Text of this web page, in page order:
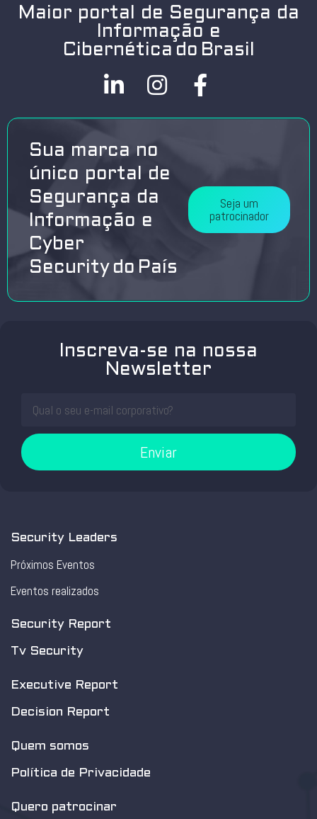
Maior portal de Segurança da
Informação e
Cibernética do Brasil
Sua marca no
único portal de
Segurança da
Informação e
Cyber
Security do País
Seja um
patrocinador
Inscreva-se na nossa
Newsletter
Enviar
Security Leaders
Próximos Eventos
Eventos realizados
Security Report
Tv Security
Executive Report
Decision Report
Quem somos
Política de Privacidade
Quero patrocinar